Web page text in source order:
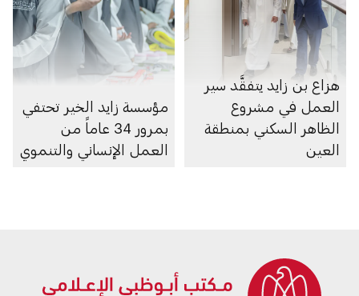
هزاع بن زايد يتفقَّد سير
العمل في مشروع
الظاهر السكني بمنطقة
العين
مؤسسة زايد الخير تحتفي
بمرور 34 عاماً من
العمل الإنساني والتنموي